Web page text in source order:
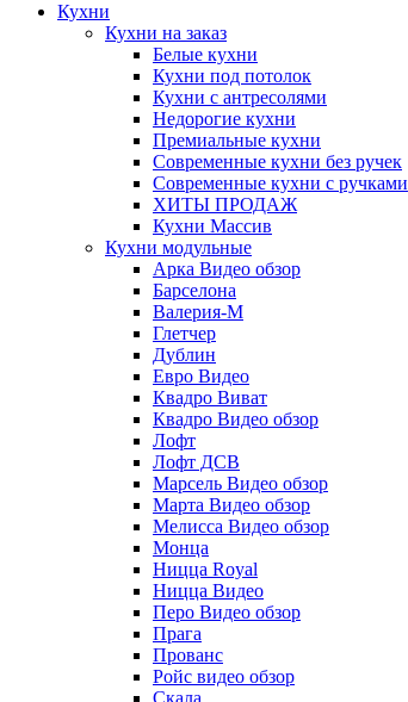
Кухни
Кухни на заказ
Белые кухни
Кухни под потолок
Кухни с антресолями
Недорогие кухни
Премиальные кухни
Современные кухни без ручек
Современные кухни с ручками
ХИТЫ ПРОДАЖ
Кухни Массив
Кухни модульные
Арка Видео обзор
Барселона
Валерия-М
Глетчер
Дублин
Евро Видео
Квадро Виват
Квадро Видео обзор
Лофт
Лофт ДСВ
Марсель Видео обзор
Марта Видео обзор
Мелисса Видео обзор
Монца
Ницца Royal
Ницца Видео
Перо Видео обзор
Прага
Прованс
Ройс видео обзор
Скала